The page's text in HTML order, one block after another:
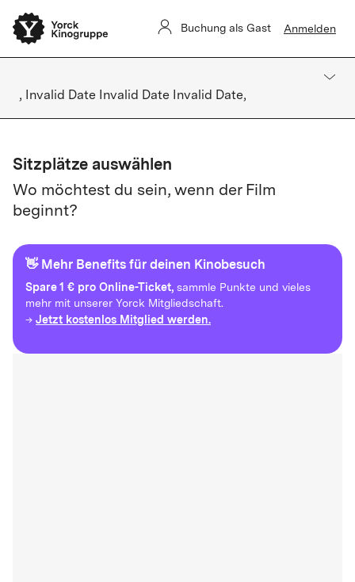
Buchung als Gast Anmelden
, Invalid Date Invalid Date Invalid Date,
Sitzplätze auswählen
Wo möchtest du sein, wenn der Film
beginnt?
👋 Mehr Benefits für deinen Kinobesuch
Spare1 € pro Online-Ticket, sammle Punkte und vieles
mehr mit unserer Yorck Mitgliedschaft.
→ Jetzt kostenlos Mitglied werden.